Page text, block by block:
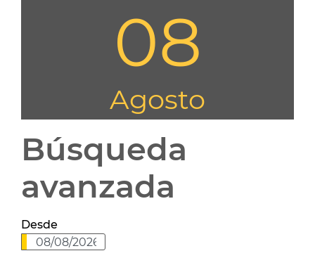
08
Agosto
Búsqueda
avanzada
Desde